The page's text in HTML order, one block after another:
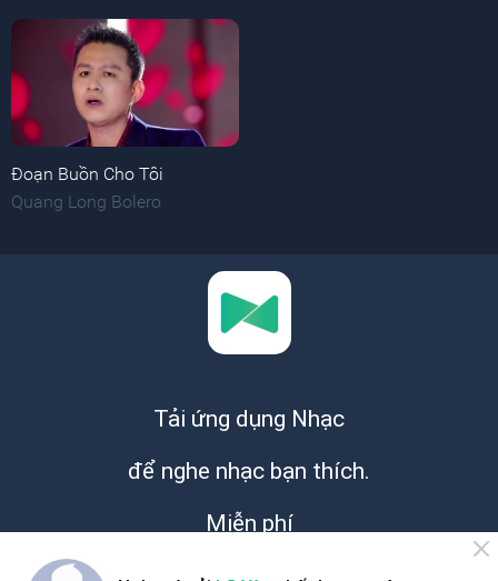
Đoạn Buồn Cho Tôi
Quang Long Bolero
Tải ứng dụng Nhạc
để nghe nhạc bạn thích.
Miễn phí